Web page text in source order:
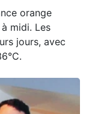
orange
midi. Les
jours, avec